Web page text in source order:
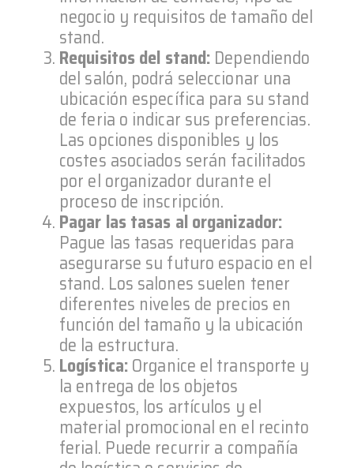
negocio y requisitos de tamaño del
stand.
Requisitos del stand: Dependiendo
del salón, podrá seleccionar una
ubicación específica para su stand
de feria o indicar sus preferencias.
Las opciones disponibles y los
costes asociados serán facilitados
por el organizador durante el
proceso de inscripción.
Pagar las tasas al organizador:
Pague las tasas requeridas para
asegurarse su futuro espacio en el
stand. Los salones suelen tener
diferentes niveles de precios en
función del tamaño y la ubicación
de la estructura.
Logística: Organice el transporte y
la entrega de los objetos
expuestos, los artículos y el
material promocional en el recinto
ferial. Puede recurrir a compañía